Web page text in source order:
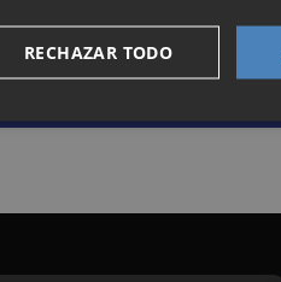
en tu correo
RECHAZAR TODO